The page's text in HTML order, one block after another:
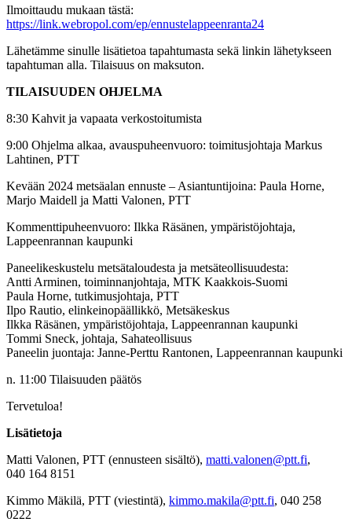
Ilmoittaudu mukaan tästä:
https://link.webropol.com/ep/ennustelappeenranta24
Lähetämme sinulle lisätietoa tapahtumasta sekä linkin lähetykseen
tapahtuman alla. Tilaisuus on maksuton.
TILAISUUDEN OHJELMA
8:30 Kahvit ja vapaata verkostoitumista
9:00 Ohjelma alkaa, avauspuheenvuoro: toimitusjohtaja Markus
Lahtinen, PTT
Kevään 2024 metsäalan ennuste – Asiantuntijoina: Paula Horne,
Marjo Maidell ja Matti Valonen, PTT
Kommenttipuheenvuoro: Ilkka Räsänen, ympäristöjohtaja,
Lappeenrannan kaupunki
Paneelikeskustelu metsätaloudesta ja metsäteollisuudesta:
Antti Arminen, toiminnanjohtaja, MTK Kaakkois-Suomi
Paula Horne, tutkimusjohtaja, PTT
Ilpo Rautio, elinkeinopäällikkö, Metsäkeskus
Ilkka Räsänen, ympäristöjohtaja, Lappeenrannan kaupunki
Tommi Sneck, johtaja, Sahateollisuus
Paneelin juontaja: Janne-Perttu Rantonen, Lappeenrannan kaupunki
n. 11:00 Tilaisuuden päätös
Tervetuloa!
Lisätietoja
Matti Valonen, PTT (ennusteen sisältö), matti.valonen@ptt.fi,
040 164 8151
Kimmo Mäkilä, PTT (viestintä), kimmo.makila@ptt.fi, 040 258
0222